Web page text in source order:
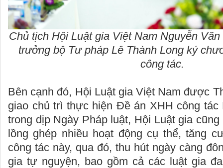
Chủ tịch Hội Luật gia Việt Nam Nguyễn
trưởng bộ Tư pháp Lê Thành Long ký
công tác.
Bên cạnh đó, Hội Luật gia Việt Nam được
giao chủ trì thực hiện Đề án XHH công tác
trong dịp Ngày Pháp luật, Hội Luật gia
lồng ghép nhiều hoạt động cụ thể, tăng
công tác này, qua đó, thu hút ngày càng
gia tự nguyện, bao gồm cả các luật gia